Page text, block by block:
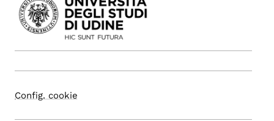
Config. cookie